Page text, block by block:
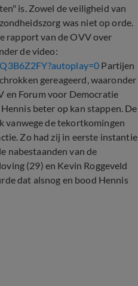
is. Zowel de veiligheid van
was niet op orde.
rapport van de OVV over
de video:
Partijen
gereageerd, waaronder
en Forum voor Democratie
beter op kan stappen. De
vanwege de tekortkomingen
Zo had zij in eerste instantie
nabestaanden van de
(29) en Kevin Roggeveld
dat alsnog en bood Hennis